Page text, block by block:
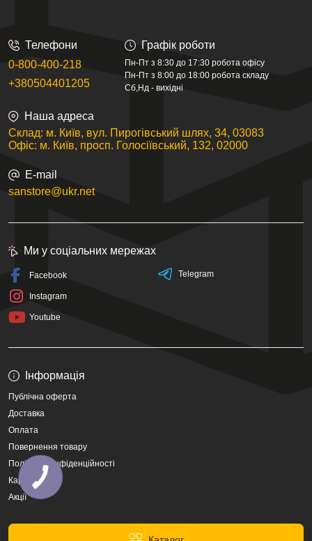
Телефони
0-800-400-218
+380504401205
Графік роботи
Пн-Пт з 8:30 до 17:30 робота офісу
Пн-Пт з 8:00 до 18:00 робота складу
Сб,Нд - вихідні
Наша адреса
Склад: м. Київ, вул. Пирогівський шлях, 34, 03083
Офіс: м. Київ, просп. Голосіївський, 132, 02000
E-mail
sanstore@ukr.net
Інформація
Публічна оферта
Доставка
Оплата
Повернення товару
Політика конфіденційності
Карта сайту
Акції
Ми у соціальних мережах
Facebook
Instagram
Youtube
Telegram